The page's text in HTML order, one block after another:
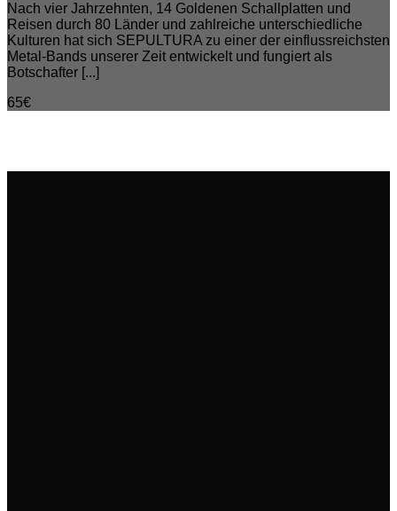
Nach vier Jahrzehnten, 14 Goldenen Schallplatten und
Reisen durch 80 Länder und zahlreiche unterschiedliche
Kulturen hat sich SEPULTURA zu einer der einflussreichsten
Metal-Bands unserer Zeit entwickelt und fungiert als
Botschafter [...]
65€